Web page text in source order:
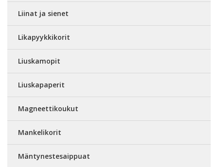
Liinat ja sienet
Likapyykkikorit
Liuskamopit
Liuskapaperit
Magneettikoukut
Mankelikorit
Mäntynestesaippuat